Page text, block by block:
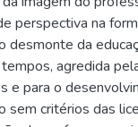
perspectiva na
desmonte da
agredida
e para o
sem critérios das